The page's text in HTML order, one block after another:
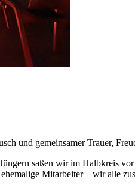
und gemeinsamer Trauer,
saßen wir im Halbkreis
Mitarbeiter – wir alle